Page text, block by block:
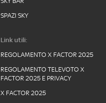
SPAZI SKY
Link utili:
REGOLAMENTO X FACTOR 2025
REGOLAMENTO TELEVOTO X
FACTOR 2025 E PRIVACY
X FACTOR 2025